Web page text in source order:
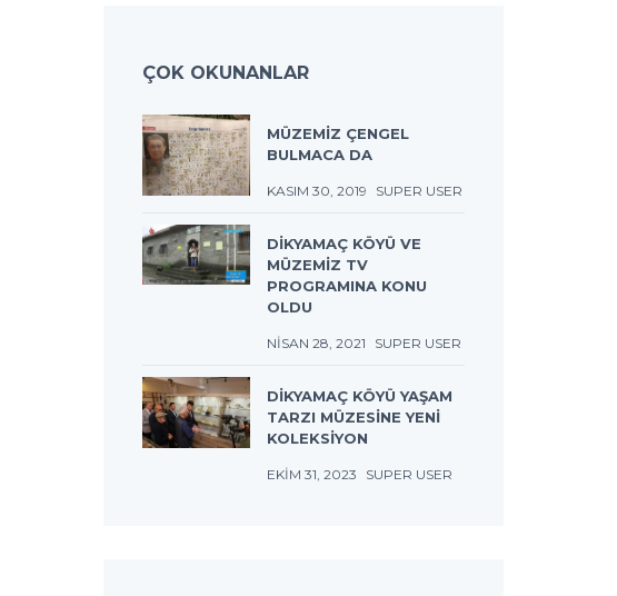
ÇOK OKUNANLAR
MÜZEMİZ ÇENGEL
BULMACA DA
KASIM 30, 2019 SUPER USER
DİKYAMAÇ KÖYÜ VE
MÜZEMİZ TV
PROGRAMINA KONU
OLDU
NISAN 28, 2021 SUPER USER
DIKYAMAÇ KÖYÜ YAŞAM
TARZI MÜZESINE YENI
KOLEKSIYON
EKIM 31, 2023 SUPER USER